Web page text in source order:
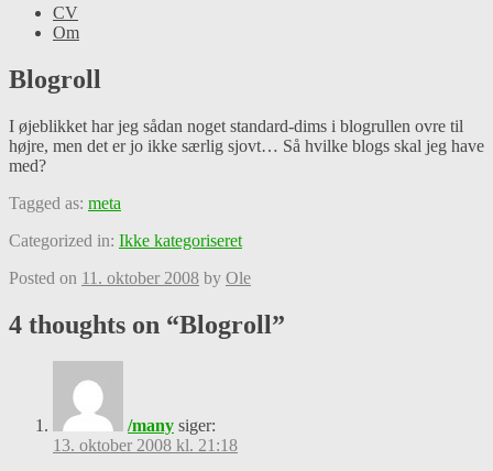
CV
Om
Blogroll
I øjeblikket har jeg sådan noget standard-dims i blogrullen ovre til
højre, men det er jo ikke særlig sjovt… Så hvilke blogs skal jeg have
med?
Tagged as: meta
Categorized in: Ikke kategoriseret
Posted on 11. oktober 2008 by Ole
4 thoughts on “Blogroll”
/many siger:
13. oktober 2008 kl. 21:18